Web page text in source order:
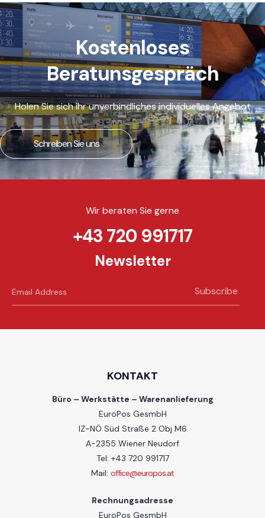
Kostenloses
Beratunsgespräch
Holen Sie sich ihr unverbindliches individuelles Angebot
Schreiben Sie uns
Wir beraten Sie gerne
+43 720 991717
Newsletter
Subscribe
KONTAKT
Büro – Werkstätte – Warenanlieferung
EuroPos GesmbH
IZ-NÖ Süd Straße 2 Obj M6
A-2355 Wiener Neudorf
Tel: +43 720 991717
Mail: office@europos.at
Rechnungsadresse
EuroPos GesmbH